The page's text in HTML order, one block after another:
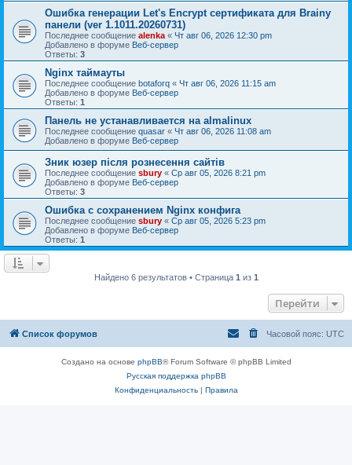
Ошибка генерации Let's Encrypt сертификата для Brainy
панели (ver 1.1011.20260731)
Последнее сообщение alenka « Чт авг 06, 2026 12:30 pm
Добавлено в форуме Веб-сервер
Ответы: 3
Nginx таймауты
Последнее сообщение botaforq « Чт авг 06, 2026 11:15 am
Добавлено в форуме Веб-сервер
Ответы: 1
Панель не устанавливается на almalinux
Последнее сообщение quasar « Чт авг 06, 2026 11:08 am
Добавлено в форуме Веб-сервер
Зник юзер після рознесення сайтів
Последнее сообщение sbury « Ср авг 05, 2026 8:21 pm
Добавлено в форуме Веб-сервер
Ответы: 3
Ошибка с сохранением Nginx конфига
Последнее сообщение sbury « Ср авг 05, 2026 5:23 pm
Добавлено в форуме Веб-сервер
Ответы: 1
Найдено 6 результатов • Страница 1 из 1
Перейти
Список форумов Часовой пояс: UTC
Создано на основе phpBB® Forum Software © phpBB Limited
Русская поддержка phpBB
Конфиденциальность| Правила